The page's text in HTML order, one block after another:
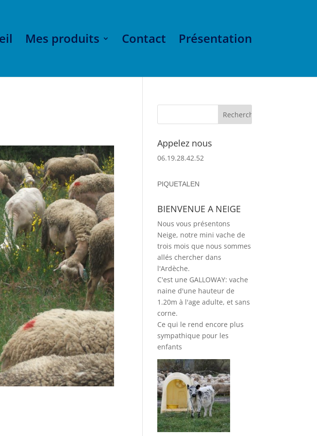
Mes produits Contact Présentation
Appelez nous
06.19.28.42.52
PIQUETALEN
BIENVENUE A NEIGE
Nous vous présentons
Neige, notre mini vache de
trois mois que nous sommes
allés chercher dans
l'Ardèche.
C'est une GALLOWAY: vache
naine d'une hauteur de
1.20m à l'age adulte, et sans
corne.
Ce qui le rend encore plus
sympathique pour les
enfants